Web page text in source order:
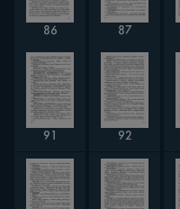
86 87
91 92